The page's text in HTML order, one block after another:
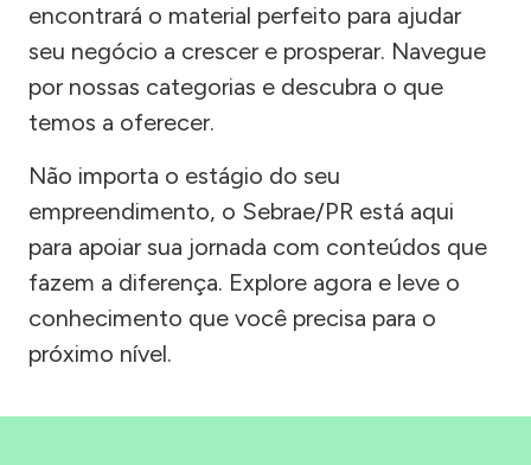
encontrará o material perfeito para ajudar
seu negócio a crescer e prosperar. Navegue
por nossas categorias e descubra o que
temos a oferecer.
Não importa o estágio do seu
empreendimento, o Sebrae/PR está aqui
para apoiar sua jornada com conteúdos que
fazem a diferença. Explore agora e leve o
conhecimento que você precisa para o
próximo nível.